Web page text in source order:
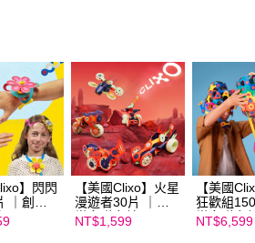
https://
３．未成
「AFTEE
任。
４．使用
即時審查
結果請求
５．嚴禁
形，恩沛
動。
】閃閃
｜創樂
【美國Clixo】火星
漫遊者30片 ｜創
樂多磁力片
NT$1,599
【美國
狂歡組
樂多磁力片
NT$6,599